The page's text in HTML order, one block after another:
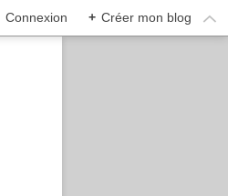
Connexion + Créer mon blog